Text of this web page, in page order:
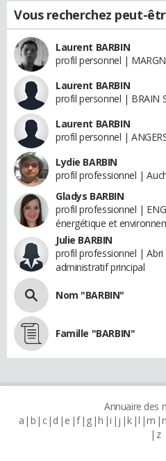
Vous recherchez peut-
Laurent BARBIN
profil personnel |
Laurent BARBIN
profil personnel | BRAIN
Laurent BARBIN
profil personnel |
Lydie BARBIN
profil professionnel |
Gladys BARBIN
profil professionnel |
énergétique et
Julie BARBIN
profil professionnel | Abri
administratif principal
Nom "BARBIN"
Famille "BARBIN"
Annuaire des
a b c d e f g h i j k l m n
z